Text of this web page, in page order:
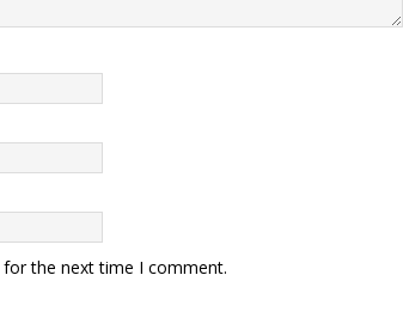
the next time I comment.